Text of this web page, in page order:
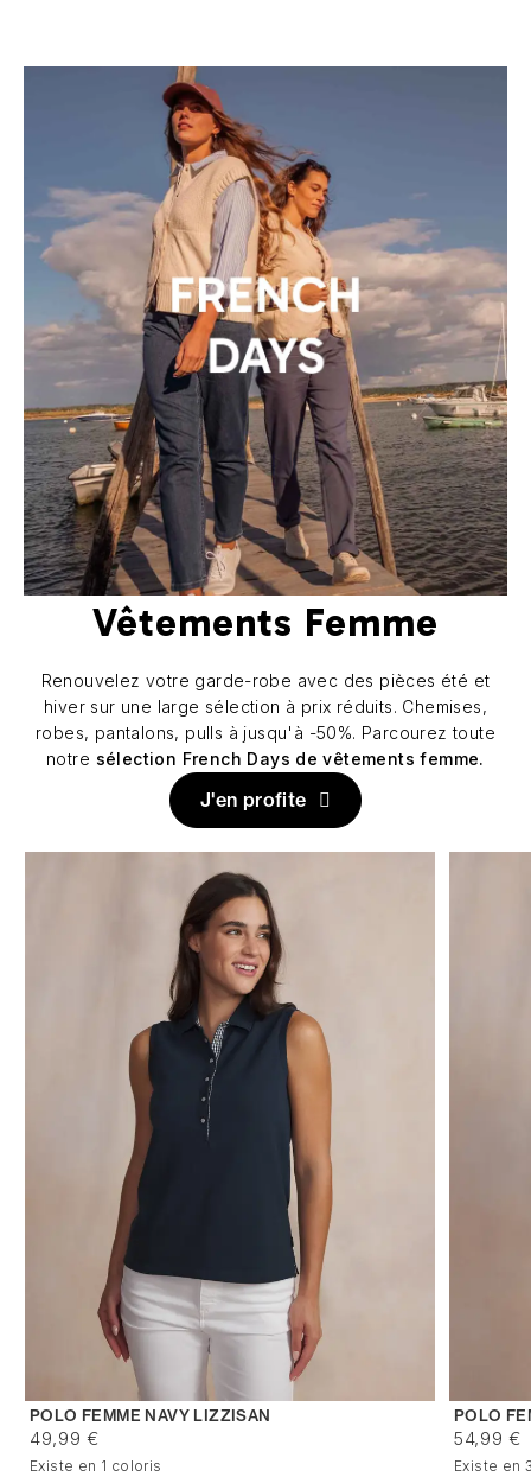
Vêtements Femme
Renouvelez votre garde-robe avec des pièces été et
hiver sur une large sélection à prix réduits. Chemises,
robes, pantalons, pulls à jusqu'à -50%. Parcourez toute
notre sélection French Days de vêtements femme.
J'en profite
POLO FEMME NAVY LIZZISAN
49,99 €
Existe en 1 coloris
POLO
54,99 €
Existe en